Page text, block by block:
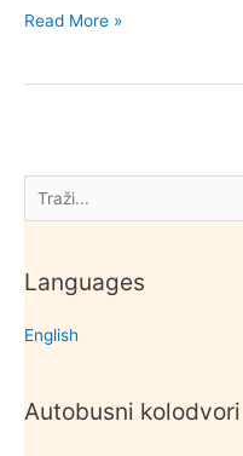
Pretraga
Languages
English
Autobusni kolodvori
Autobus
Prag
Read More »